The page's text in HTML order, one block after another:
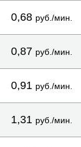
0,68 руб./мин.
0,87 руб./мин.
0,91 руб./мин.
1,31 руб./мин.